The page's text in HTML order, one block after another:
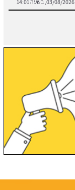
03/08/2026, בשעה 14:01